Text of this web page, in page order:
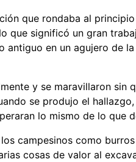
que rondaba al
que significó un gran
en un agujero de
y se maravillaron sin
se produjo el
lo mismo de lo que
campesinos como
cosas de valor al